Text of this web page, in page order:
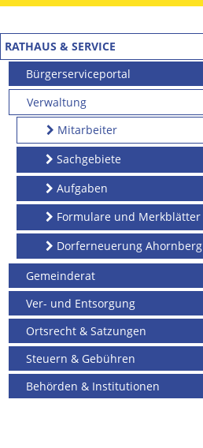
RATHAUS & SERVICE
Bürgerserviceportal
Verwaltung
Mitarbeiter
Sachgebiete
Aufgaben
Formulare und Merkblätter
Dorferneuerung Ahornberg
Gemeinderat
Ver- und Entsorgung
Ortsrecht & Satzungen
Steuern & Gebühren
Behörden & Institutionen